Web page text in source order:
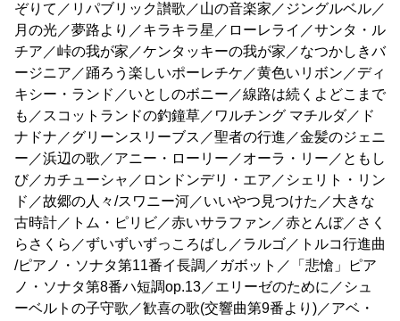
ぞりて／リパブリック讃歌／山の音楽家／ジングルベル／
月の光／夢路より／キラキラ星／ローレライ／サンタ・ル
チア／峠の我が家／ケンタッキーの我が家／なつかしきバ
ージニア／踊ろう楽しいポーレチケ／黄色いリボン／ディ
キシー・ランド／いとしのボニー／線路は続くよどこまで
も／スコットランドの釣鐘草／ワルチング マチルダ／ド
ナドナ／グリーンスリーブス／聖者の行進／金髪のジェニ
ー／浜辺の歌／アニー・ローリー／オーラ・リー／ともし
び／カチューシャ／ロンドンデリ・エア／シェリト・リン
ド／故郷の人々/スワニー河／いいやつ見つけた／大きな
古時計／トム・ピリビ／赤いサラファン／赤とんぼ／さく
らさくら／ずいずいずっころばし／ラルゴ／トルコ行進曲
/ピアノ・ソナタ第11番イ長調／ガボット／「悲愴」ピア
ノ・ソナタ第8番ハ短調op.13／エリーゼのために／シュ
ーベルトの子守歌／歓喜の歌(交響曲第9番より)／アベ・